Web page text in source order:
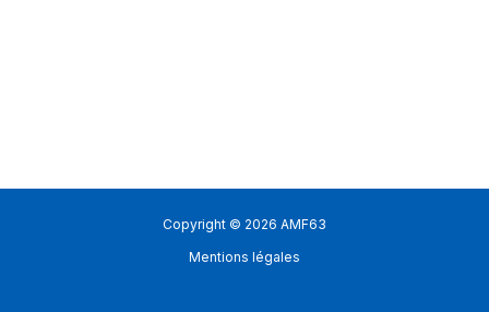
Copyright © 2026 AMF63
Mentions légales